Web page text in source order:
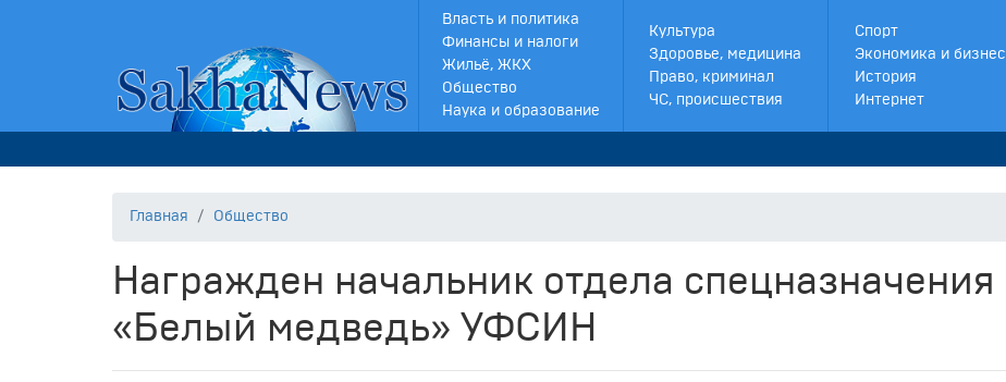
Власть и политика
Финансы и налоги
Жильё, ЖКХ
Общество
Наука и образование
Культура
Здоровье, медицина
Право, криминал
ЧС, происшествия
Спорт
Экономика и бизнес
История
Интернет
Главная Общество
Награжден начальник отдела спецназначения
«Белый медведь» УФСИН